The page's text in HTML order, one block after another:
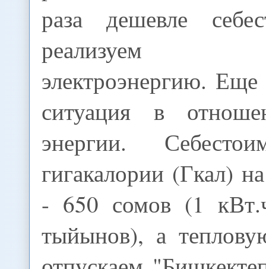
раза дешевле
реализуем
электроэнергию.
ситуация в
энергии.
гигакалории (Гкал)
- 650 сомов (1
тыйынов), а